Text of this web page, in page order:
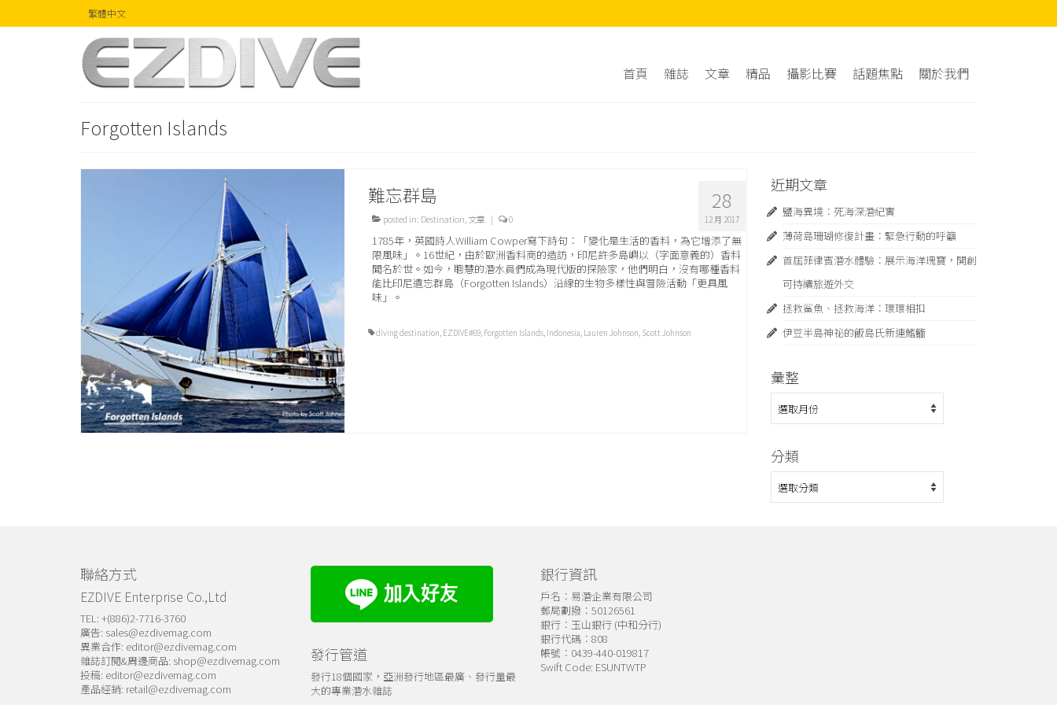
繁體中文
首頁 雜誌 文章 精品 攝影比賽 話題焦點 關於我們
Forgotten Islands
28
12 月 2017
難忘群島
posted in: Destination,文章 | 0
1785年，英國詩人William Cowper寫下詩句：「變化是生活的香料，為它增添了無
限風味」。16世紀，由於歐洲香料商的造訪，印尼許多島嶼以（字面意義的）香料
聞名於世。如今，聰慧的潛水員們成為現代版的探險家，他們明白，沒有哪種香料
能比印尼遺忘群島（Forgotten Islands）沿線的生物多樣性與冒險活動「更具風
味」。
diving destination, EZDIVE#69, Forgotten Islands, Indonesia, Lauren Johnson, Scott Johnson
近期文章
鹽海異境：死海深潛紀實
薄荷島珊瑚修復計畫：緊急⾏動的呼籲
首屆菲律賓潛水體驗：展示海洋瑰寶，開創
可持續旅遊外交
拯救鯊魚、拯救海洋：環環相扣
伊豆半島神祕的飯島氏新連鰭䲗
彙整
整
分類
類
聯絡方式
EZDIVE Enterprise Co.,Ltd
TEL: +(886)2-7716-3760
廣告: sales@ezdivemag.com
異業合作: editor@ezdivemag.com
雜誌訂閱&周邊商品: shop@ezdivemag.com
投稿: editor@ezdivemag.com
產品經銷: retail@ezdivemag.com
發行管道
發行18個國家，亞洲發行地區最廣、發行量最
大的專業潛水雜誌
銀行資訊
戶名：易潛企業有限公司
郵局劃撥：50126561
銀行：玉山銀行 (中和分行)
銀行代碼：808
帳號：0439-440-019817
Swift Code: ESUNTWTP